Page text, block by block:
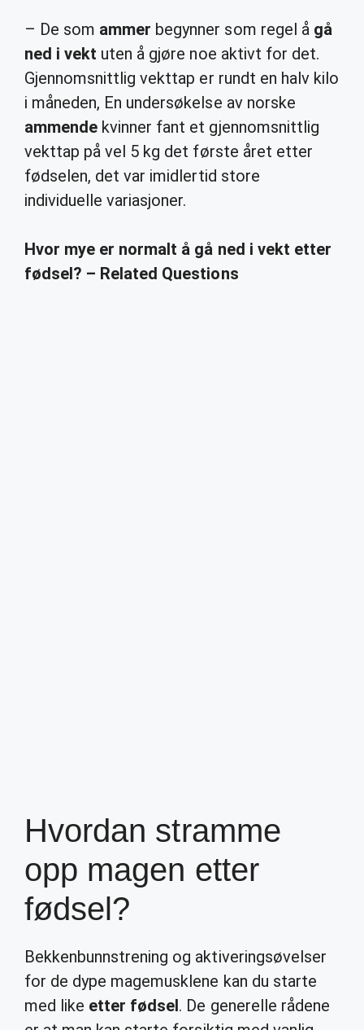
– De som ammer begynner som regel å gå
ned i vekt uten å gjøre noe aktivt for det.
Gjennomsnittlig vekttap er rundt en halv kilo
i måneden, En undersøkelse av norske
ammende kvinner fant et gjennomsnittlig
vekttap på vel 5 kg det første året etter
fødselen, det var imidlertid store
individuelle variasjoner.
Hvor mye er normalt å gå ned i vekt etter
fødsel? – Related Questions
Hvordan stramme
opp magen etter
fødsel?
Bekkenbunnstrening og aktiveringsøvelser
for de dype magemusklene kan du starte
med like etter fødsel. De generelle rådene